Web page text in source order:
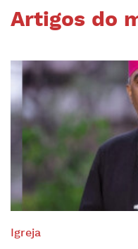
Artigos do
Igreja